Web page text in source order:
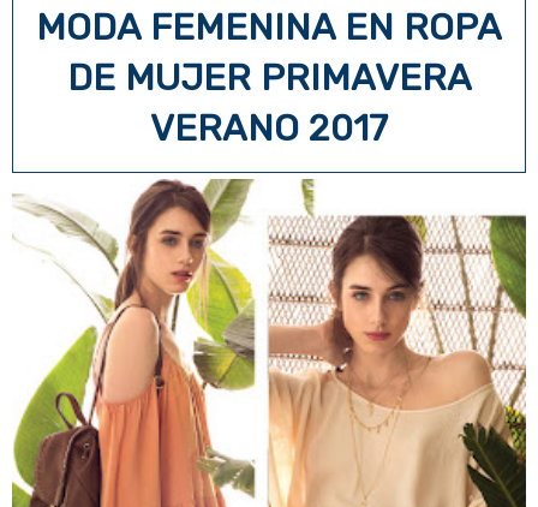
MODA FEMENINA EN ROPA
DE MUJER PRIMAVERA
VERANO 2017